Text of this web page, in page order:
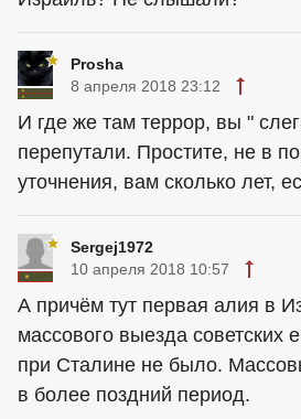
Prosha
8 апреля 2018 23:12
И где же там террор, вы "
перепутали. Простите, не в
уточнения, вам сколько лет,
Sergej1972
10 апреля 2018 10:57
А причём тут первая алия в
массового выезда советских
при Сталине не было.
в более поздний период.